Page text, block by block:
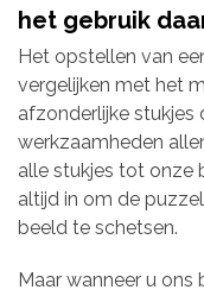
het gebruik
Het opstellen van
vergelijken met het
afzonderlijke stukjes
werkzaamheden
alle stukjes tot onze
altijd in om de
beeld te schetsen.
Maar wanneer u